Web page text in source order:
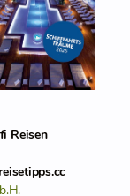
Reisen